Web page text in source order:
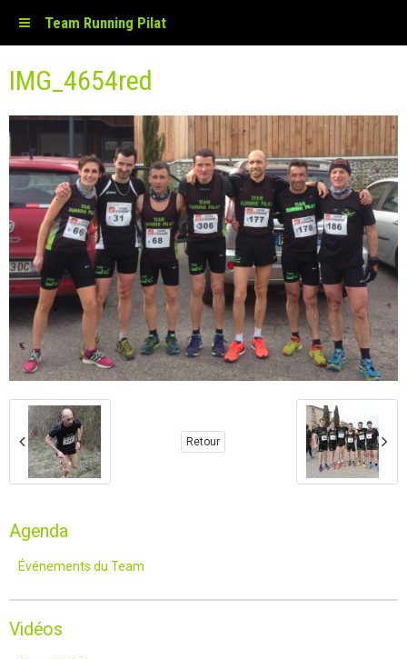
Team Running Pilat
IMG_4654red
Retour
Agenda
Événements du Team
Vidéos